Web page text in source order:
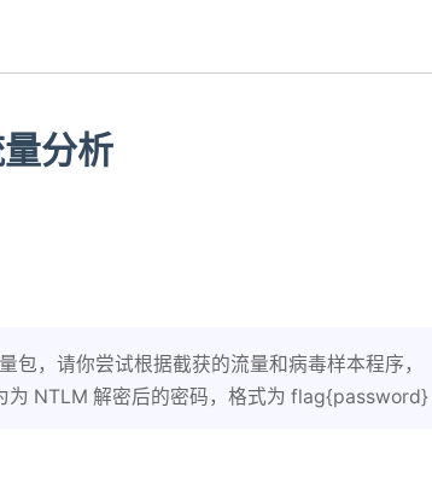
分析
，请你尝试根据截获的流量和病毒样本程序，
为 NTLM 解密后的密码，格式为 flag{password}